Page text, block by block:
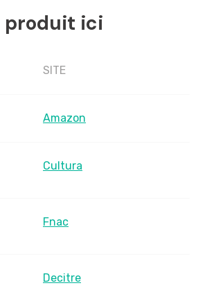
produit ici
SITE
Amazon
Cultura
Fnac
Decitre